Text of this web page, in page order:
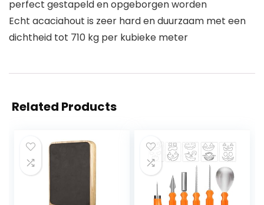
perfect gestapeld en opgeborgen worden
Echt acaciahout is zeer hard en duurzaam met een
dichtheid tot 710 kg per kubieke meter
Related Products